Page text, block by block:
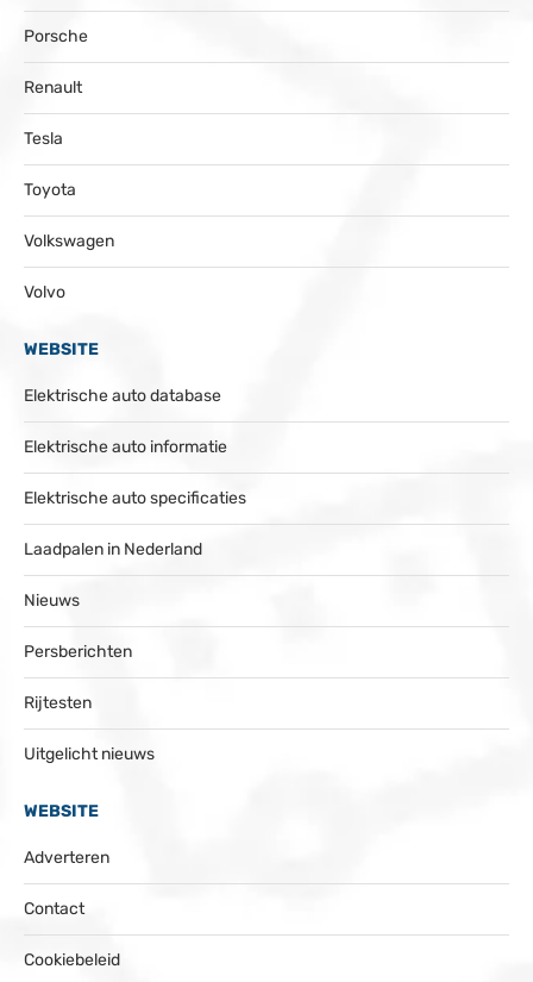
Porsche
Renault
Tesla
Toyota
Volkswagen
Volvo
WEBSITE
Elektrische auto database
Elektrische auto informatie
Elektrische auto specificaties
Laadpalen in Nederland
Nieuws
Persberichten
Rijtesten
Uitgelicht nieuws
WEBSITE
Adverteren
Contact
Cookiebeleid